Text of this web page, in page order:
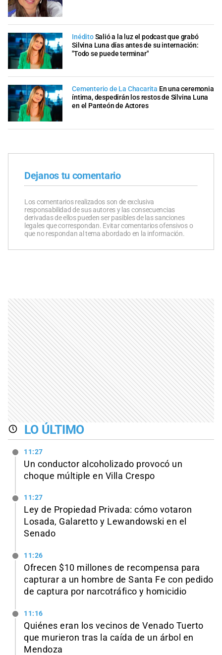
InéditoSalió a la luz el podcast que grabó
Silvina Luna días antes de su internación:
"Todo se puede terminar"
Cementerio de La Chacarita En una ceremonia
íntima, despedirán los restos de Silvina Luna
en el Panteón de Actores
Dejanos tu comentario
Los comentarios realizados son de exclusiva
responsabilidad de sus autores y las consecuencias
derivadas de ellos pueden ser pasibles de las sanciones
legales que correspondan. Evitar comentarios ofensivos o
que no respondan al tema abordado en la información.
LO ÚLTIMO
11:27
Un conductor alcoholizado provocó un
choque múltiple en Villa Crespo
11:27
Ley de Propiedad Privada: cómo votaron
Losada, Galaretto y Lewandowski en el
Senado
11:26
Ofrecen $10 millones de recompensa para
capturar a un hombre de Santa Fe con pedido
de captura por narcotráfico y homicidio
11:16
Quiénes eran los vecinos de Venado Tuerto
que murieron tras la caída de un árbol en
Mendoza